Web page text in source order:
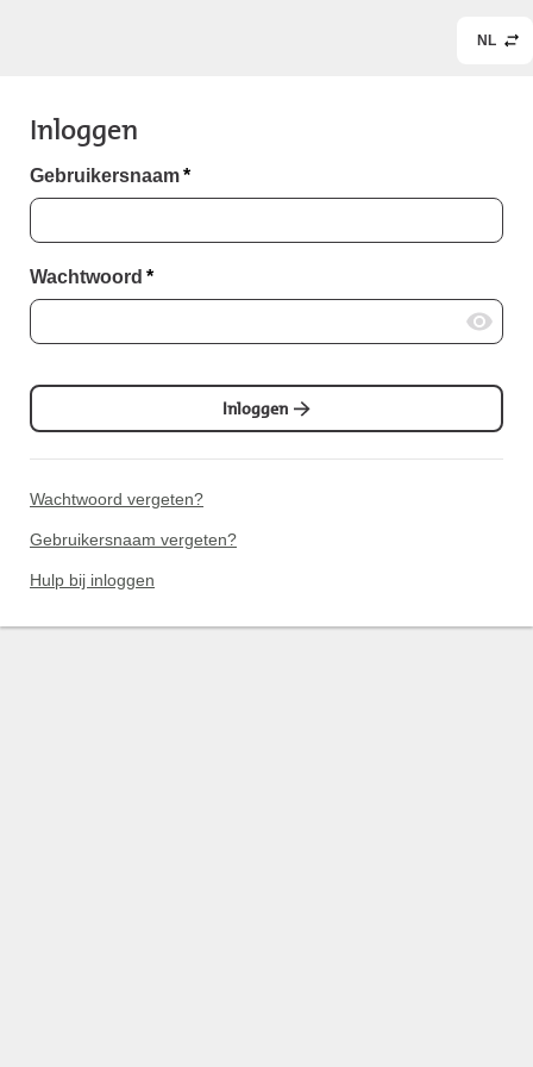
NL
Inloggen
Gebruikersnaam*
Wachtwoord *
Inloggen
Wachtwoord vergeten?
Gebruikersnaam vergeten?
Hulp bij inloggen